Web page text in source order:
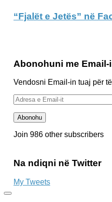
“Fjalët e Jetës” në
Abonohuni me Email-
Vendosni Email-in tuaj për
Adresa
e
Email-
it
Abonohu
Join 986 other subscribers
Na ndiqni në Twitter
My Tweets